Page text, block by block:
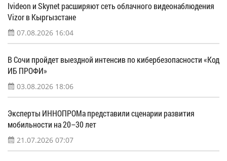
Ivideon и Skynet расширяют сеть облачного видеонаблюдения
Vizor в Кыргызстане
07.08.2026 16:04
В Сочи пройдет выездной интенсив по кибербезопасности «Код
ИБ ПРОФИ»
03.08.2026 18:06
Эксперты ИННОПРОМа представили сценарии развития
мобильности на 20–30 лет
21.07.2026 07:07